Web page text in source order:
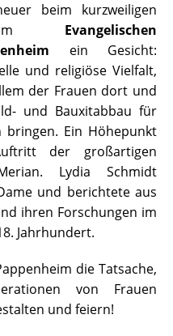
beim kurzweiligen
im Evangelischen
ein Gesicht:
und religiöse Vielfalt,
der Frauen dort und
und Bauxitabbau für
Ein Höhepunkt
der großartigen
Lydia Schmidt
und berichtete aus
ihren Forschungen im
Jahrhundert.
die Tatsache,
von Frauen
und feiern!